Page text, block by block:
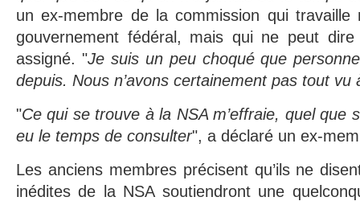
un ex-membre de la commission qui travaille
gouvernement fédéral, mais qui ne peut
assigné. "Je suis un peu choqué que
depuis. Nous n’avons certainement pas tout vu
"Ce qui se trouve à la NSA m’effraie, quel que
eu le temps de consulter", a déclaré un ex-
Les anciens membres précisent qu’ils ne
inédites de la NSA soutiendront une